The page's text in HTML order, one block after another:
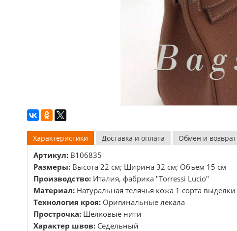
Характеристики Доставка и оплата Обмен и возврат
Артикул:B106835
Размеры:Высота 22 см; Ширина 32 см; Объем 15 см
Производство:Италия, фабрика "Torressi Lucio"
Материал:Натуральная телячья кожа 1 сорта выделки
Технология кроя:Оригинальные лекала
Прострочка:Шёлковые нити
Характер швов:Седельный